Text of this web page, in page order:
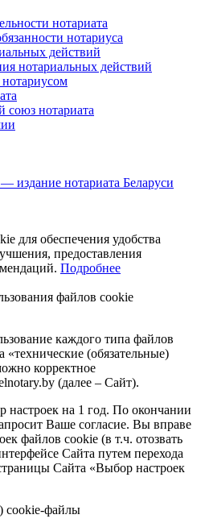
нотариата
нотариуса
действий
нотариальных действий
нотариата
издание нотариата Беларуси
для обеспечения удобства
предоставления
Подробнее
файлов cookie
каждого типа файлов
(обязательные)
корректное
(далее – Сайт).
на 1 год. По окончании
Ваше согласие. Вы вправе
файлов cookie (в т.ч. отозвать
Сайта путем перехода
Сайта «Выбор настроек
cookie-файлы